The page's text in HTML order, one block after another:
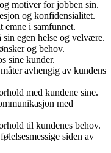
motiver for jobben sin.
og konfidensialitet.
i samfunnet.
egen helse og velvære.
og behov.
sine kunder.
avhengig av kundens
med kundene sine.
med
til kundenes behov.
siden av